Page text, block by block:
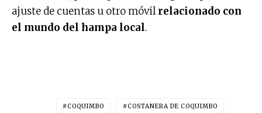
ajuste de cuentas u otro móvilrelacionado con
el mundo del hampa local.
COQUIMBO COSTANERA DE COQUIMBO